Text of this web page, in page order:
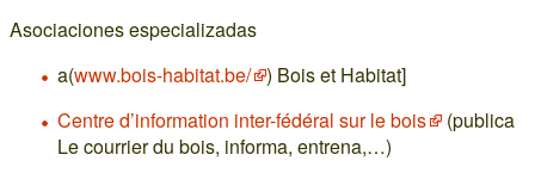
Asociaciones especializadas
a(www.bois-habitat.be/ ) Bois et Habitat]
Centre d’information inter-fédéral sur le bois
(publica
Le courrier du bois, informa, entrena,…)